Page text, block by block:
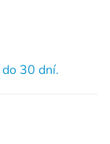
do 30 dní.